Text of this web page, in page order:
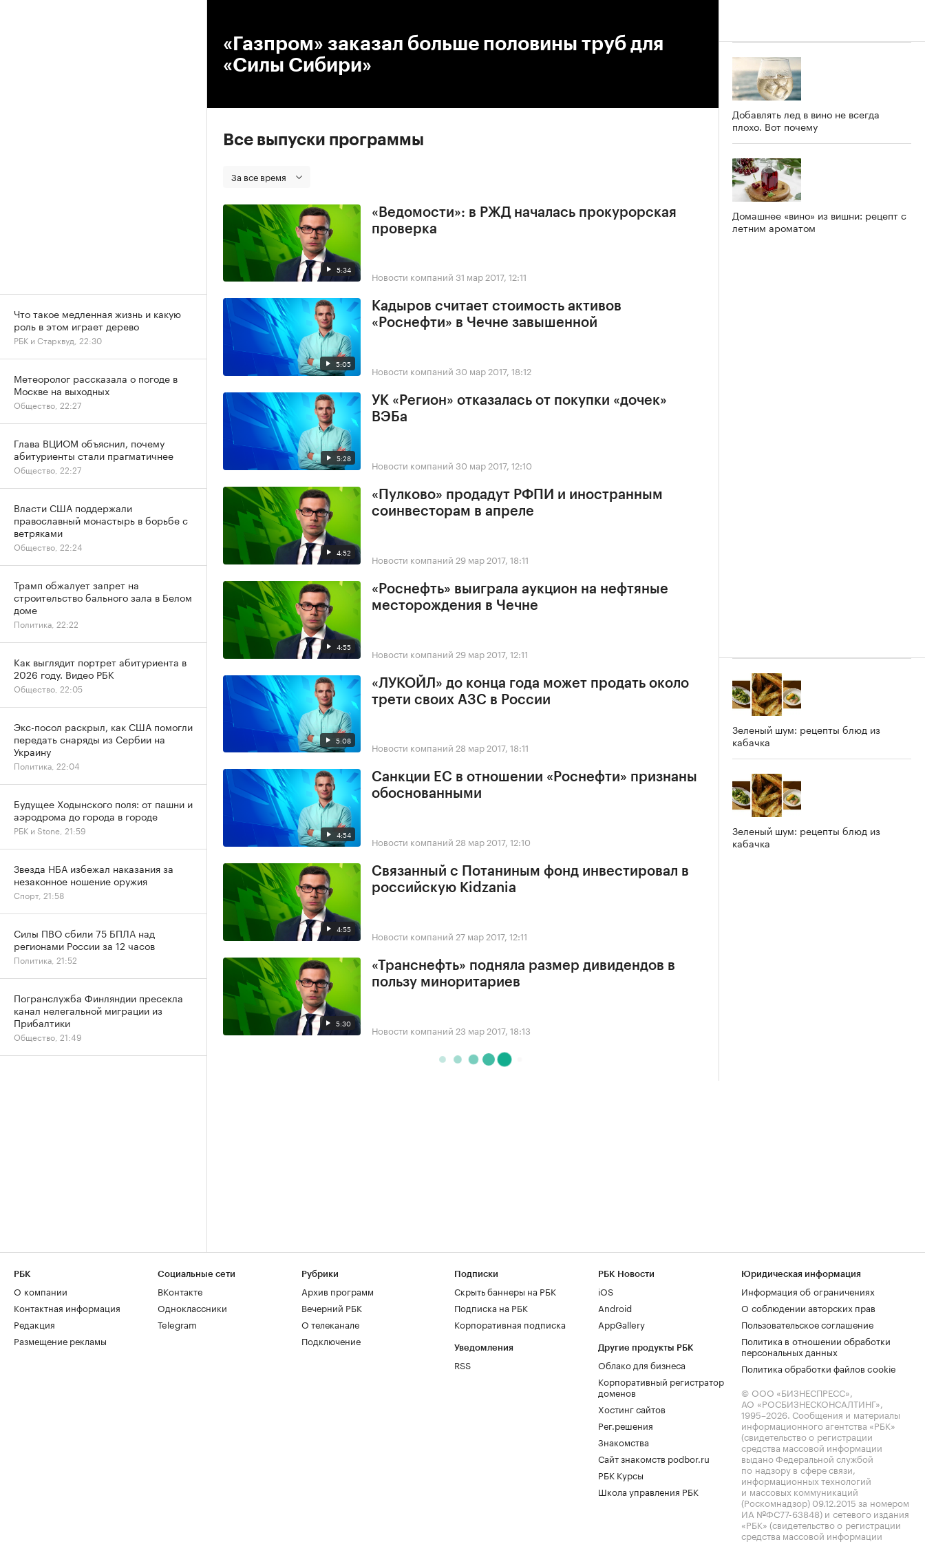
«Газпром» заказал больше половины труб для
«Силы Сибири»
Все выпуски программы
За все время
5:34
«Ведомости»: в РЖД началась прокурорская
проверка
Новости компаний 31 мар 2017, 12:11
5:05
Кадыров считает стоимость активов
«Роснефти» в Чечне завышенной
Новости компаний 30 мар 2017, 18:12
5:28
УК «Регион» отказалась от покупки «дочек»
ВЭБа
Новости компаний 30 мар 2017, 12:10
4:52
«Пулково» продадут РФПИ и иностранным
соинвесторам в апреле
Новости компаний 29 мар 2017, 18:11
4:55
«Роснефть» выиграла аукцион на нефтяные
месторождения в Чечне
Новости компаний 29 мар 2017, 12:11
5:08
«ЛУКОЙЛ» до конца года может продать около
трети своих АЗС в России
Новости компаний 28 мар 2017, 18:11
4:54
Санкции ЕС в отношении «Роснефти» признаны
обоснованными
Новости компаний 28 мар 2017, 12:10
4:55
Связанный с Потаниным фонд инвестировал в
российскую Kidzania
Новости компаний 27 мар 2017, 12:11
5:30
«Транснефть» подняла размер дивидендов в
пользу миноритариев
Новости компаний 23 мар 2017, 18:13
Добавлять лед в вино не всегда
плохо. Вот почему
Домашнее «вино» из вишни: рецепт с
летним ароматом
Зеленый шум: рецепты блюд из
кабачка
Зеленый шум: рецепты блюд из
кабачка
Что такое медленная жизнь и какую
роль в этом играет дерево
РБК и Старквуд, 22:30
Метеоролог рассказала о погоде в
Москве на выходных
Общество, 22:27
Глава ВЦИОМ объяснил, почему
абитуриенты стали прагматичнее
Общество, 22:27
Власти США поддержали
православный монастырь в борьбе с
ветряками
Общество, 22:24
Трамп обжалует запрет на
строительство бального зала в Белом
доме
Политика, 22:22
Как выглядит портрет абитуриента в
2026 году. Видео РБК
Общество, 22:05
Экс-посол раскрыл, как США помогли
передать снаряды из Сербии на
Украину
Политика, 22:04
Будущее Ходынского поля: от пашни и
аэродрома до города в городе
РБК и Stone, 21:59
Звезда НБА избежал наказания за
незаконное ношение оружия
Спорт, 21:58
Силы ПВО сбили 75 БПЛА над
регионами России за 12 часов
Политика, 21:52
Погранслужба Финляндии пресекла
канал нелегальной миграции из
Прибалтики
Общество, 21:49
РБК
О компании
Контактная информация
Редакция
Размещение рекламы
Социальные сети
ВКонтакте
Одноклассники
Telegram
Рубрики
Архив программ
Вечерний РБК
О телеканале
Подключение
Подписки
Скрыть баннеры на РБК
Подписка на РБК
Корпоративная подписка
Уведомления
RSS
РБК Новости
iOS
Android
AppGallery
Другие продукты РБК
Облако для бизнеса
Корпоративный регистратор
доменов
Хостинг сайтов
Рег.решения
Знакомства
Сайт знакомств podbor.ru
РБК Курсы
Школа управления РБК
Юридическая информация
Информация об ограничениях
О соблюдении авторских прав
Пользовательское соглашение
Политика в отношении обработки
персональных данных
Политика обработки файлов cookie
© ООО «БИЗНЕСПРЕСС»,
АО «РОСБИЗНЕСКОНСАЛТИНГ»,
1995–2026. Сообщения и материалы
информационного агентства «РБК»
(свидетельство о регистрации
средства массовой информации
выдано Федеральной службой
по надзору в сфере связи,
информационных технологий
и массовых коммуникаций
(Роскомнадзор) 09.12.2015 за номером
ИА №ФС77-63848) и сетевого издания
«РБК» (свидетельство о регистрации
средства массовой информации